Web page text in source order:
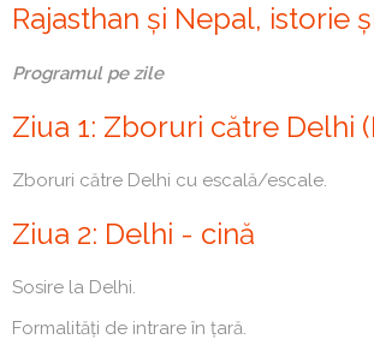
Rajasthan și Nepal, istorie
Programul pe zile
Ziua 1: Zboruri către Delhi
Zboruri către Delhi cu escală/escale.
Ziua 2: Delhi - cină
Sosire la Delhi.
Formalități de intrare în țară.